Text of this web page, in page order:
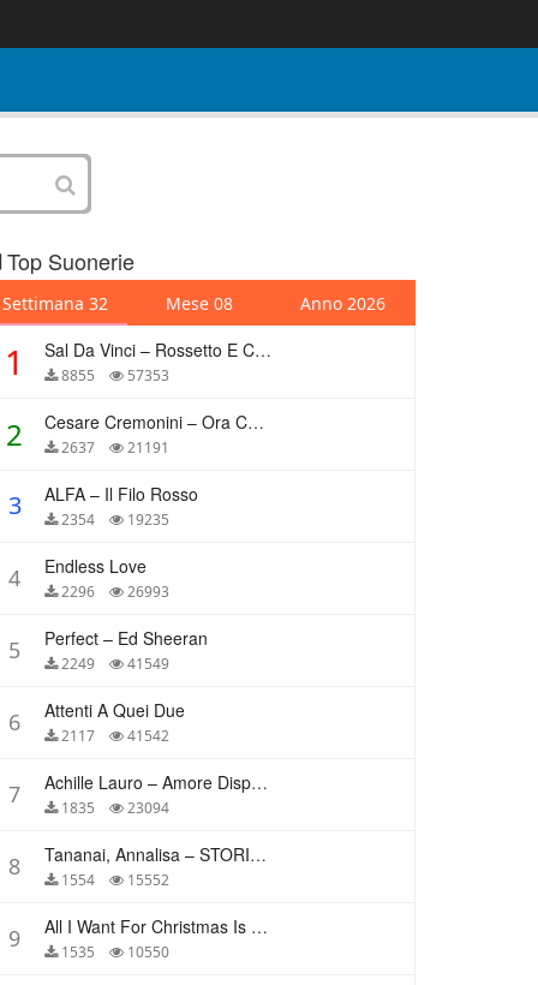
Top Suonerie
Settimana 32 Mese 08 Anno 2026
1 Sal Da Vinci – Rossetto E Caffè
8855 57353
2 Cesare Cremonini – Ora Che Non Ho Più Te
2637 21191
3 ALFA – Il Filo Rosso
2354 19235
4 Endless Love
2296 26993
5 Perfect – Ed Sheeran
2249 41549
6 Attenti A Quei Due
2117 41542
7 Achille Lauro – Amore Disperato
1835 23094
8 Tananai, Annalisa – STORIE BREVI
1554 15552
9 All I Want For Christmas Is You – Mariah Carey
1535 10550